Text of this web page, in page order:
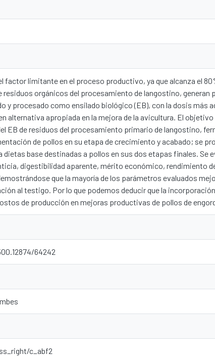
factor limitante en el proceso productivo, ya que alcanza el
residuos orgánicos del procesamiento de langostino, generan
y procesado como ensilado biológico (EB), con la dosis más
alternativa apropiada en la mejora de la avicultura. El
EB de residuos del procesamiento primario de langostino,
de pollos en su etapa de crecimiento y acabado; se
dietas base destinadas a pollos en sus dos etapas finales. Se
digestibilidad aparente, mérito económico, rendimiento
que la mayoría de los parámetros evaluados
al testigo. Por lo que podemos deducir que la
de producción en mejoras productivas de pollos de
64242
c_abf2